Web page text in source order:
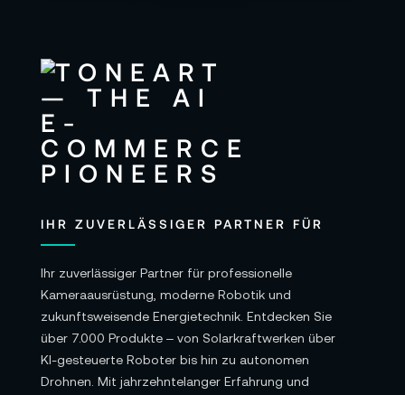
IHR ZUVERLÄSSIGER PARTNER FÜR
Ihr zuverlässiger Partner für professionelle
Kameraausrüstung, moderne Robotik und
zukunftsweisende Energietechnik. Entdecken Sie
über 7.000 Produkte – von Solarkraftwerken über
KI-gesteuerte Roboter bis hin zu autonomen
Drohnen. Mit jahrzehntelanger Erfahrung und